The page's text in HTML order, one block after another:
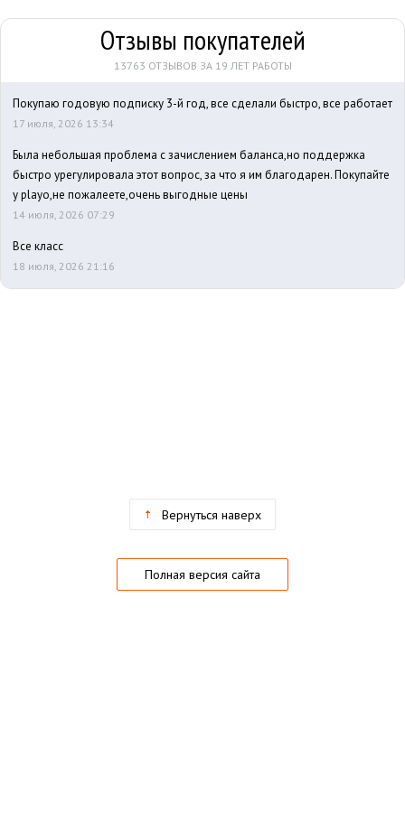
Отзывы покупателей
13763 ОТЗЫВОВ ЗА 19 ЛЕТ РАБОТЫ
Покупаю годовую подписку 3-й год, все сделали быстро, все работает
17 июля, 2026 13:34
Была небольшая проблема с зачислением баланса,но поддержка
быстро урегулировала этот вопрос, за что я им благодарен. Покупайте
у playo,не пожалеете,очень выгодные цены
14 июля, 2026 07:29
Все класс
18 июля, 2026 21:16
Вернуться наверх
Полная версия сайта